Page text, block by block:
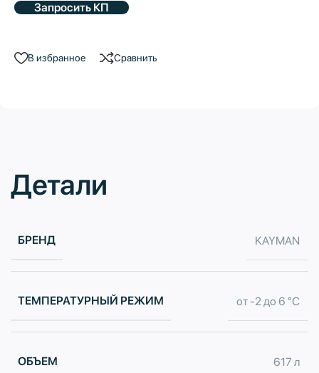
Запросить КП
В избранное Сравнить
Детали
БРЕНД KAYMAN
ТЕМПЕРАТУРНЫЙ РЕЖИМ от -2 до 6 °С
ОБЪЕМ 617 л